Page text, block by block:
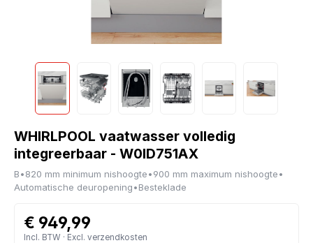
WHIRLPOOL vaatwasser volledig
integreerbaar - W0ID751AX
B•820 mm minimum nishoogte•900 mm maximum nishoogte•
Automatische deuropening•Besteklade
€ 949,99
Incl. BTW · Excl. verzendkosten